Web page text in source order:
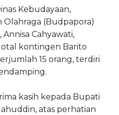
Kebudayaan,
Olahraga (Budpapora)
Cahyawati,
kontingen Barito
15 orang, terdiri
kasih kepada Bupati
atas perhatian